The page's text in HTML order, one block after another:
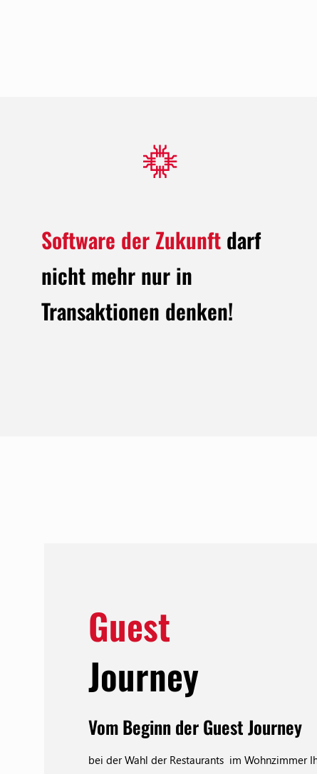
Software der Zukunftdarf
nicht mehr nur in
Transaktionen denken!
Guest
Journey
Vom Beginn der Guest Journey
bei der Wahl der Restaurants im Wohnzimmer